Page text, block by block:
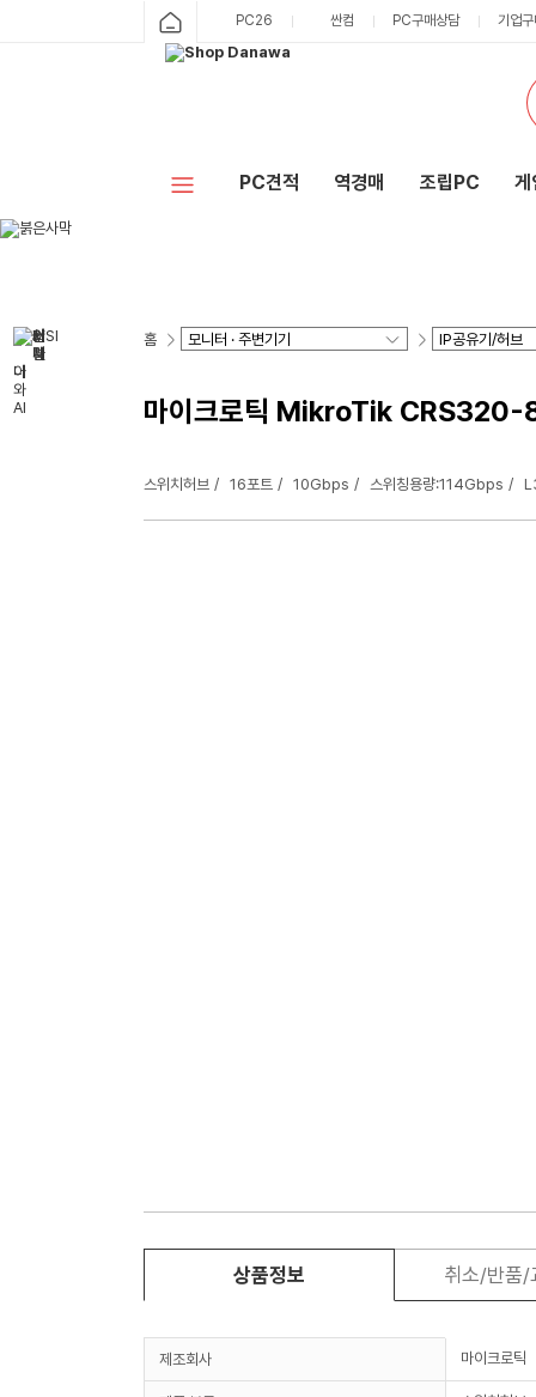
PC26 싼컴 PC구매상담 기업
PC견적 역경매 조립PC 게
홈
마이크로틱 MikroTik
스위치허브 16포트 10Gbps 스위칭용량:114Gbps
상품정보 취소/반품/
제조회사 마이크로틱